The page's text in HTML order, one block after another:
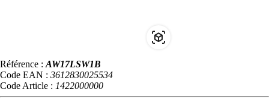
Référence : AW17LSW1B
Code EAN : 3612830025534
Code Article : 1422000000